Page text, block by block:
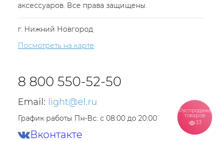
аксессуаров. Все права защищены.
г. Нижний Новгород
Посмотреть на карте
8 800 550-52-50
Email: light@el.ru
График работы Пн-Вс: с 08:00 до 20:00
Вконтакте
Распродажа
товаров
33